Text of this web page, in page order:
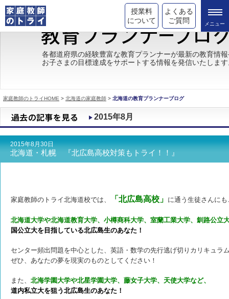
授業料
について
よくある
ご質問
トライの教育理念
成績が上がる理由
都道府県別情報
合格体験談
キャンペーン情報
各都道府県の経験豊富な教育プランナーが最新の教育情
お子さまの目標達成をサポートする情報を発信いたしま
家庭教師のトライHOME > 北海道の家庭教師 > 北海道の教育プランナーブログ
2015年8月
2015年8月30日
北海道・札幌 『北広島高校対策もトライ！！』
家庭教師のトライ北海道校では、 「北広島高校」 に通う生徒さんに
北海道大学や北海道教育大学、小樽商科大学、室蘭工業大学、釧路公立
国公立大を目指している北広島生のあなた！
センター頻出問題を中心とした、英語・数学の先行逃げ切りカリキュラ
ぜひ、あなたの夢を現実のものとしてください！
また、 北海学園大学や北星学園大学、藤女子大学、天使大学など、
道内私立大を狙う北広島生のあなた！